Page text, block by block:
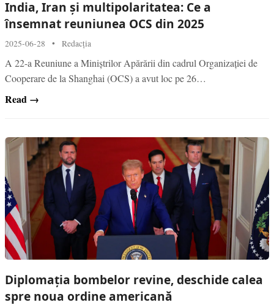
India, Iran și multipolaritatea: Ce a
însemnat reuniunea OCS din 2025
2025-06-28 • Redacția
A 22-a Reuniune a Miniștrilor Apărării din cadrul Organizației de
Cooperare de la Shanghai (OCS) a avut loc pe 26…
Read →
Diplomația bombelor revine, deschide calea
spre noua ordine americană